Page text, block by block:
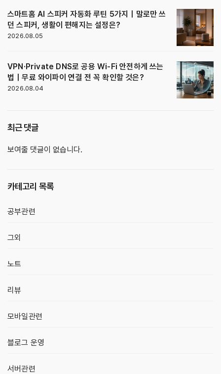
스마트홈 AI 스피커 자동화 루틴 5가지｜말로만 쓰
던 스피커, 생활이 편해지는 설정은?
2026.08.05
VPN·Private DNS로 공용 Wi-Fi 안전하게 쓰는
법｜무료 와이파이 연결 전 꼭 확인할 것은?
2026.08.04
최근 댓글
보여줄 댓글이 없습니다.
카테고리 목록
공부관련
그외
노트
리뷰
모바일관련
블로그 운영
서버관련